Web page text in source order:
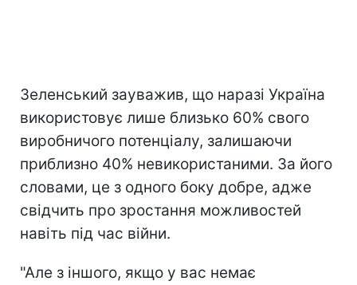
Зеленський зауважив, що наразі Україна
використовує лише близько 60% свого
виробничого потенціалу, залишаючи
приблизно 40% невикористаними. За його
словами, це з одного боку добре, адже
свідчить про зростання можливостей
навіть під час війни.
"Але з іншого, якщо у вас немає